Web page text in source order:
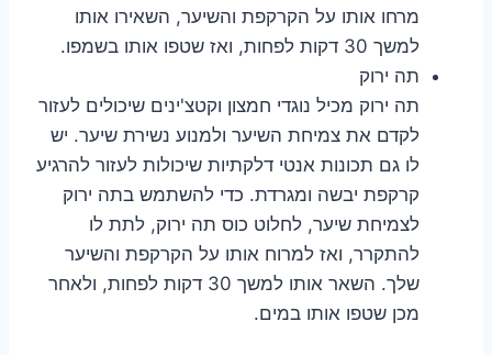
מרחו אותו על הקרקפת והשיער, השאירו אותו
למשך 30 דקות לפחות, ואז שטפו אותו בשמפו.
תה ירוק
תה ירוק מכיל נוגדי חמצון וקטצ'ינים שיכולים לעזור
לקדם את צמיחת השיער ולמנוע נשירת שיער. יש
לו גם תכונות אנטי דלקתיות שיכולות לעזור להרגיע
קרקפת יבשה ומגרדת. כדי להשתמש בתה ירוק
לצמיחת שיער, לחלוט כוס תה ירוק, לתת לו
להתקרר, ואז למרוח אותו על הקרקפת והשיער
שלך. השאר אותו למשך 30 דקות לפחות, ולאחר
מכן שטפו אותו במים.